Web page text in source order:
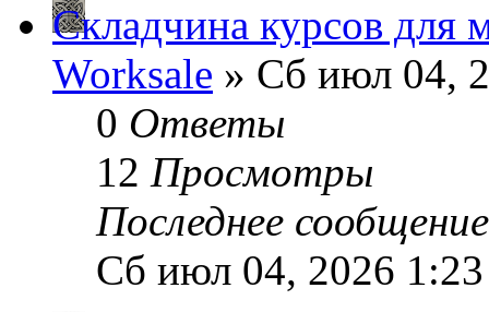
Складчина курсов для
Worksale » Сб июл 04,
0 Ответы
12 Просмотры
Последнее
Сб июл 04, 2026